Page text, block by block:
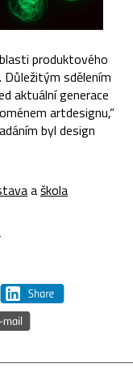
produktového
Důležitým sdělením
aktuální generace
artdesignu,“
byl design
aškola